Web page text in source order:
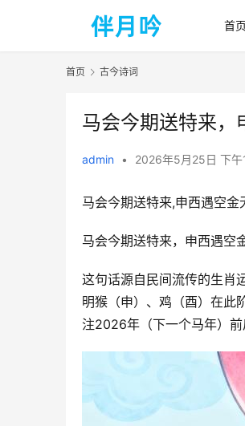
首页
首页 古今诗词
马会今期送特来，
admin • 2026年5月25日 下午
马会今期送特来,申西遇空金
马会今期送特来，申西遇空
这句话源自民间流传的生肖
明猴（申）、鸡（酉）在此
注2026年（下一个马年）前